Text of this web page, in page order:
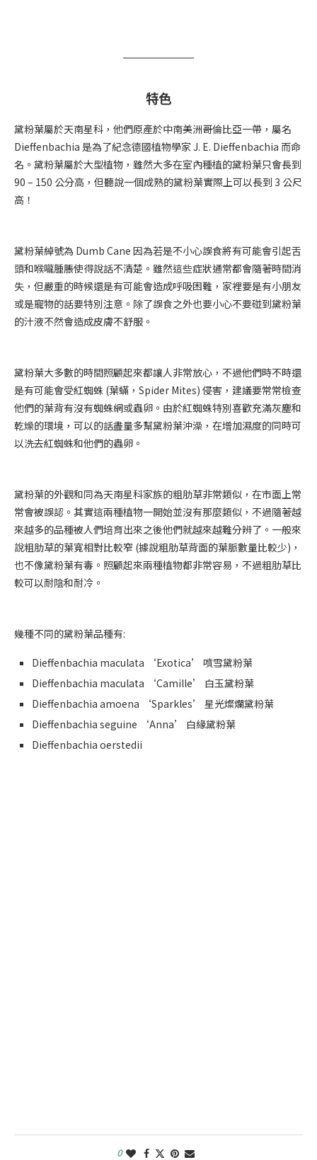
特色
黛粉葉屬於天南星科，他們原產於中南美洲哥倫比亞一帶，屬名
Dieffenbachia 是為了紀念德國植物學家 J. E. Dieffenbachia 而命
名。黛粉葉屬於大型植物，雖然大多在室內種植的黛粉葉只會長到
90 – 150 公分高，但聽說一個成熟的黛粉葉實際上可以長到 3 公尺
高！
黛粉葉綽號為 Dumb Cane 因為若是不小心誤食將有可能會引起舌
頭和喉嚨腫脹使得說話不清楚。雖然這些症狀通常都會隨著時間消
失，但嚴重的時候還是有可能會造成呼吸困難，家裡要是有小朋友
或是寵物的話要特別注意。除了誤食之外也要小心不要碰到黛粉葉
的汁液不然會造成皮膚不舒服。
黛粉葉大多數的時間照顧起來都讓人非常放心，不過他們時不時還
是有可能會受紅蜘蛛 (葉蟎，Spider Mites) 侵害，建議要常常檢查
他們的葉背有沒有蜘蛛網或蟲卵。由於紅蜘蛛特別喜歡充滿灰塵和
乾燥的環境，可以的話盡量多幫黛粉葉沖澡，在增加濕度的同時可
以洗去紅蜘蛛和他們的蟲卵。
黛粉葉的外觀和同為天南星科家族的粗肋草非常類似，在市面上常
常會被誤認。其實這兩種植物一開始並沒有那麼類似，不過隨著越
來越多的品種被人們培育出來之後他們就越來越難分辨了。一般來
說粗肋草的葉寬相對比較窄 (據說粗肋草背面的葉脈數量比較少)，
也不像黛粉葉有毒。照顧起來兩種植物都非常容易，不過粗肋草比
較可以耐陰和耐冷。
幾種不同的黛粉葉品種有:
Dieffenbachia maculata ‘Exotica’ 噴雪黛粉葉
Dieffenbachia maculata ‘Camille’ 白玉黛粉葉
Dieffenbachia amoena ‘Sparkles’ 星光燦爛黛粉葉
Dieffenbachia seguine ‘Anna’ 白緣黛粉葉
Dieffenbachia oerstedii
0